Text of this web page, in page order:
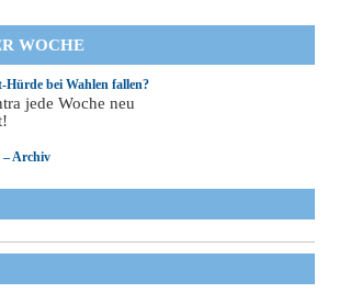
WOCHE
Hürde bei Wahlen fallen?
jede Woche neu
– Archiv